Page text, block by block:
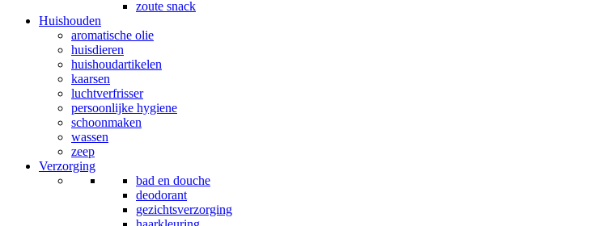
zoute snack
Huishouden
aromatische olie
huisdieren
huishoudartikelen
kaarsen
luchtverfrisser
persoonlijke hygiene
schoonmaken
wassen
zeep
Verzorging
bad en douche
deodorant
gezichtsverzorging